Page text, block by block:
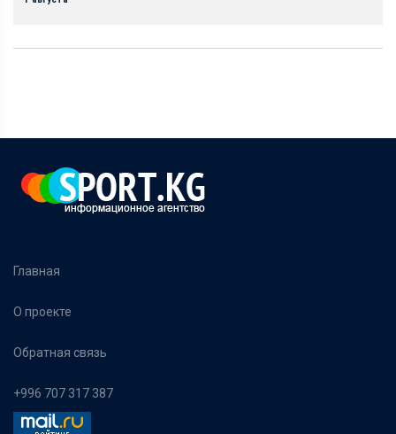
Главная
О проекте
Обратная связь
+996 707 317 387